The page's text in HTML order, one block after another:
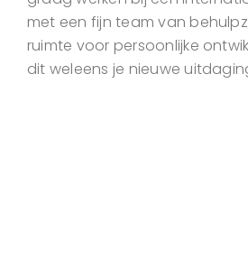
met een fijn team van
ruimte voor persoonlijke
dit weleens je nieuwe